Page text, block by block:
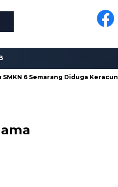
6 Semarang Diduga Keracunan